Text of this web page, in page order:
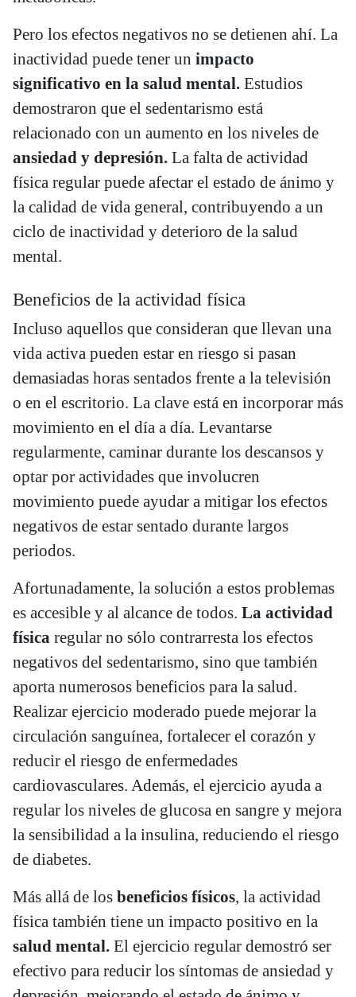
Pero los efectos negativos no se detienen ahí. La
inactividad puede tener un impacto
significativo en la salud mental. Estudios
demostraron que el sedentarismo está
relacionado con un aumento en los niveles de
ansiedad y depresión. La falta de actividad
física regular puede afectar el estado de ánimo y
la calidad de vida general, contribuyendo a un
ciclo de inactividad y deterioro de la salud
mental.
Beneficios de la actividad física
Incluso aquellos que consideran que llevan una
vida activa pueden estar en riesgo si pasan
demasiadas horas sentados frente a la televisión
o en el escritorio. La clave está en incorporar más
movimiento en el día a día. Levantarse
regularmente, caminar durante los descansos y
optar por actividades que involucren
movimiento puede ayudar a mitigar los efectos
negativos de estar sentado durante largos
periodos.
Afortunadamente, la solución a estos problemas
es accesible y al alcance de todos. La actividad
física regular no sólo contrarresta los efectos
negativos del sedentarismo, sino que también
aporta numerosos beneficios para la salud.
Realizar ejercicio moderado puede mejorar la
circulación sanguínea, fortalecer el corazón y
reducir el riesgo de enfermedades
cardiovasculares. Además, el ejercicio ayuda a
regular los niveles de glucosa en sangre y mejora
la sensibilidad a la insulina, reduciendo el riesgo
de diabetes.
Más allá de los beneficios físicos, la actividad
física también tiene un impacto positivo en la
salud mental. El ejercicio regular demostró ser
efectivo para reducir los síntomas de ansiedad y